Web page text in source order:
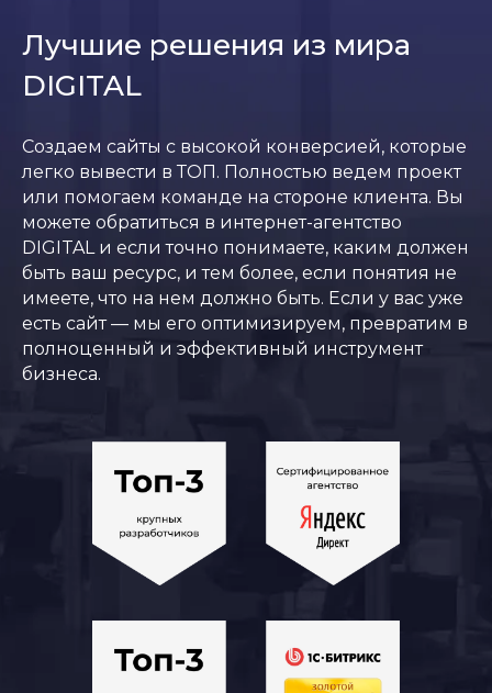
Лучшие решения из мира
DIGITAL
Создаем сайты с высокой конверсией, которые
легко вывести в ТОП. Полностью ведем проект
или помогаем команде на стороне клиента. Вы
можете обратиться в интернет-агентство
DIGITAL и если точно понимаете, каким должен
быть ваш ресурс, и тем более, если понятия не
имеете, что на нем должно быть. Если у вас уже
есть сайт — мы его оптимизируем, превратим в
полноценный и эффективный инструмент
бизнеса.